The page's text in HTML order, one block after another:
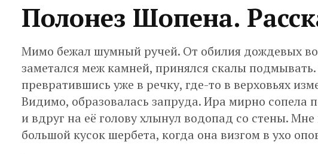
Полонез Шопена.
Мимо бежал шумный ручей. От обилия дождевых
заметался меж камней, принялся скалы
превратившись уже в речку, где-то в верховьях
Видимо, образовалась запруда. Ира мирно сопела
и вдруг на её голову хлынул водопад со стены. Мне
большой кусок шербета, когда она визгом в ухо